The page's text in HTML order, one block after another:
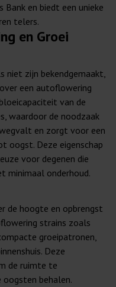
Bank en biedt een unieke
telers.
en Groei
niet zijn bekendgemaakt,
een autoflowering
van de
waardoor de noodzaak
en zorgt voor een
oogst. Deze eigenschap
voor degenen die
minimaal onderhoud.
de hoogte en opbrengst
strains zoals
groeipatronen,
Deze
de ruimte te
behalen.